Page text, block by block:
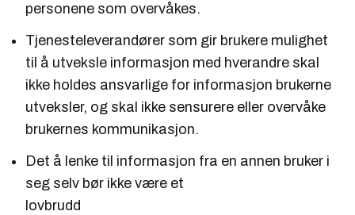
personene som overvåkes.
Tjenesteleverandører som gir brukere mulighet
til å utveksle informasjon med hverandre skal
ikke holdes ansvarlige for informasjon brukerne
utveksler, og skal ikke sensurere eller overvåke
brukernes kommunikasjon.
Det å lenke til informasjon fra en annen bruker i
seg selv bør ikke være et
lovbrudd